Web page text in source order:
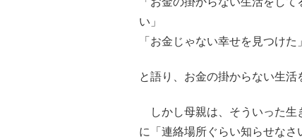
い」
「お金じゃない幸せを見つけた」
と語り、お金の掛からない生活
しかし母親は、そういった生
に「連絡場所ぐらい知らせな